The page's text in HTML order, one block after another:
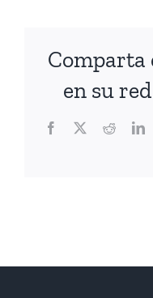
Comparta
en su
Facebook
X Reddit